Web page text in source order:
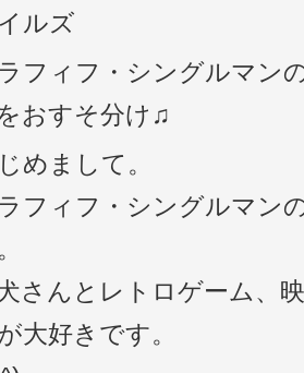
ルズ
フィフ・シングルマン
おすそ分け♫
めまして。
フィフ・シングルマン
さんとレトロゲーム、
大好きです。